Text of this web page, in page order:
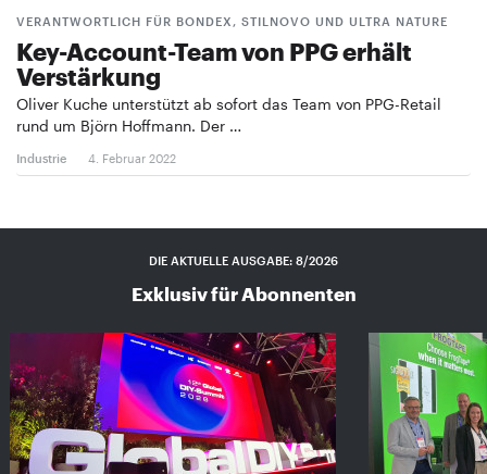
VERANTWORTLICH FÜR BONDEX, STILNOVO UND ULTRA NATURE
Key-Account-Team von PPG erhält
Verstärkung
Oliver Kuche unterstützt ab sofort das Team von PPG-Retail
rund um Björn Hoffmann. Der …
Industrie 4. Februar 2022
DIE AKTUELLE AUSGABE: 8/2026
Exklusiv für Abonnenten